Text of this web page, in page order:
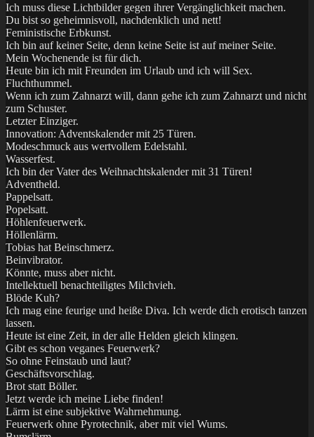
Ich muss diese Lichtbilder gegen ihrer Vergänglichkeit machen.
Du bist so geheimnisvoll, nachdenklich und nett!
Feministische Erbkunst.
Ich bin auf keiner Seite, denn keine Seite ist auf meiner Seite.
Mein Wochenende ist für dich.
Heute bin ich mit Freunden im Urlaub und ich will Sex.
Fluchthummel.
Wenn ich zum Zahnarzt will, dann gehe ich zum Zahnarzt und nicht
zum Schuster.
Letzter Einziger.
Innovation: Adventskalender mit 25 Türen.
Modeschmuck aus wertvollem Edelstahl.
Wasserfest.
Ich bin der Vater des Weihnachtskalender mit 31 Türen!
Adventheld.
Pappelsatt.
Popelsatt.
Höhlenfeuerwerk.
Höllenlärm.
Tobias hat Beinschmerz.
Beinvibrator.
Könnte, muss aber nicht.
Intellektuell benachteiligtes Milchvieh.
Blöde Kuh?
Ich mag eine feurige und heiße Diva. Ich werde dich erotisch tanzen
lassen.
Heute ist eine Zeit, in der alle Helden gleich klingen.
Gibt es schon veganes Feuerwerk?
So ohne Feinstaub und laut?
Geschäftsvorschlag.
Brot statt Böller.
Jetzt werde ich meine Liebe finden!
Lärm ist eine subjektive Wahrnehmung.
Feuerwerk ohne Pyrotechnik, aber mit viel Wums.